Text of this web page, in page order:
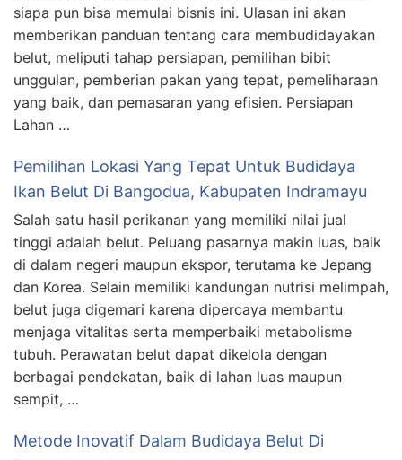
siapa pun bisa memulai bisnis ini. Ulasan ini akan
memberikan panduan tentang cara membudidayakan
belut, meliputi tahap persiapan, pemilihan bibit
unggulan, pemberian pakan yang tepat, pemeliharaan
yang baik, dan pemasaran yang efisien. Persiapan
Lahan …
Pemilihan Lokasi Yang Tepat Untuk Budidaya
Ikan Belut Di Bangodua, Kabupaten Indramayu
Salah satu hasil perikanan yang memiliki nilai jual
tinggi adalah belut. Peluang pasarnya makin luas, baik
di dalam negeri maupun ekspor, terutama ke Jepang
dan Korea. Selain memiliki kandungan nutrisi melimpah,
belut juga digemari karena dipercaya membantu
menjaga vitalitas serta memperbaiki metabolisme
tubuh. Perawatan belut dapat dikelola dengan
berbagai pendekatan, baik di lahan luas maupun
sempit, …
Metode Inovatif Dalam Budidaya Belut Di